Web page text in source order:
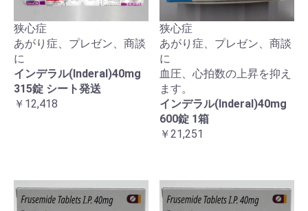
狭心症
あがり症、プレゼン、商談
に
インデラル(Inderal)40mg
315錠 シート発送
￥12,418
狭心症
あがり症、プレゼン、商談
に
血圧、心拍数の上昇を抑え
ます。
インデラル(Inderal)40mg
600錠 1箱
￥21,251